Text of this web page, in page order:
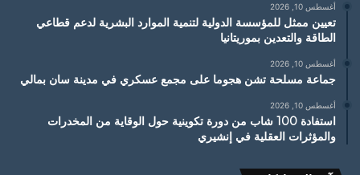
أغسطس 10, 2026
تعيين ممثل للمؤسسة الدولية لتنمية الموارد البشرية لدعم قطاعي
الطاقة والتعدين بموريتانيا
أغسطس 10, 2026
جماعة مسلحة تشن هجوما على مجمع عسكري في مدينة سان بمالي
أغسطس 10, 2026
استفادة 100 شاب من دورة تكوينية حول الوقاية من المخدرات
والمؤثرات العقلية في إنشيري